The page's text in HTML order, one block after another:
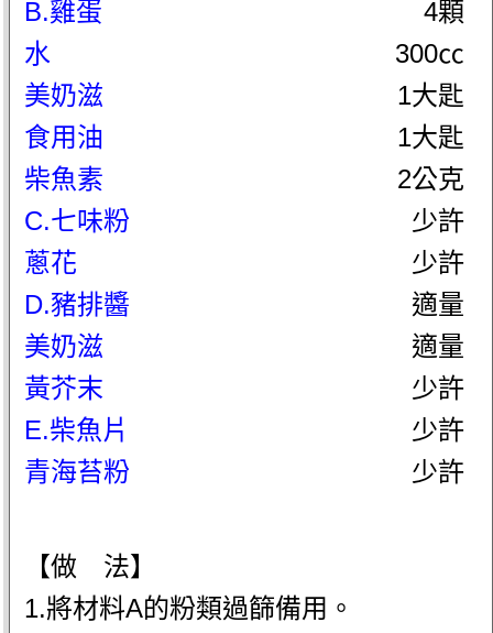
B.雞蛋
4顆
水
300㏄
美奶滋
1大匙
食用油
1大匙
柴魚素
2公克
C.七味粉
少許
蔥花
少許
D.豬排醬
適量
美奶滋
適量
黃芥末
少許
E.柴魚片
少許
青海苔粉
少許
【做 法】
1.將材料A的粉類過篩備用。